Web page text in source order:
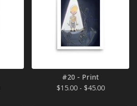
#20 - Print
$15.00 - $45.00